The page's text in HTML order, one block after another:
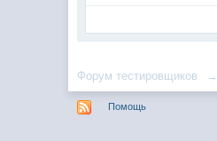
Форум тестировщиков →
Помощь